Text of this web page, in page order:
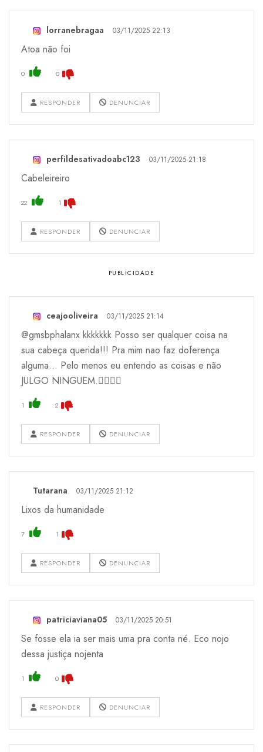
lorranebragaa 03/11/2025 22:13
Atoa não foi
0 0
RESPONDER DENUNCIAR
perfildesativadoabc123 03/11/2025 21:18
Cabeleireiro
22 1
RESPONDER DENUNCIAR
ceajooliveira 03/11/2025 21:14
@gmsbphalanx kkkkkkk Posso ser qualquer coisa na
sua cabeça querida!!! Pra mim nao faz doferença
alguma… Pelo menos eu entendo as coisas e não
JULGO NINGUEM.👍🏽✌🏽
1 2
RESPONDER DENUNCIAR
Tutarana 03/11/2025 21:12
Lixos da humanidade
7 1
RESPONDER DENUNCIAR
patriciaviana05 03/11/2025 20:51
Se fosse ela ia ser mais uma pra conta né. Eco nojo
dessa justiça nojenta
1 0
RESPONDER DENUNCIAR